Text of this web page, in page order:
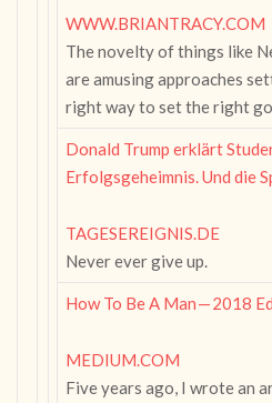
WWW.BRIANTRACY.COM
The novelty of things like
are amusing approaches
right way to set the right
Donald Trump erklärt
Erfolgsgeheimnis. Und die
TAGESEREIGNIS.DE
Never ever give up.
How To Be A Man — 2018
MEDIUM.COM
Five years ago, I wrote an